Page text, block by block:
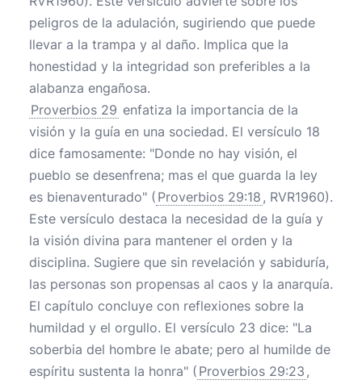
peligros de la adulación, sugiriendo que puede
llevar a la trampa y al daño. Implica que la
honestidad y la integridad son preferibles a la
alabanza engañosa.
Proverbios 29 enfatiza la importancia de la
visión y la guía en una sociedad. El versículo 18
dice famosamente: "Donde no hay visión, el
pueblo se desenfrena; mas el que guarda la ley
es bienaventurado" ( Proverbios 29:18 , RVR1960).
Este versículo destaca la necesidad de la guía y
la visión divina para mantener el orden y la
disciplina. Sugiere que sin revelación y sabiduría,
las personas son propensas al caos y la anarquía.
El capítulo concluye con reflexiones sobre la
humildad y el orgullo. El versículo 23 dice: "La
soberbia del hombre le abate; pero al humilde de
espíritu sustenta la honra" ( Proverbios 29:23 ,